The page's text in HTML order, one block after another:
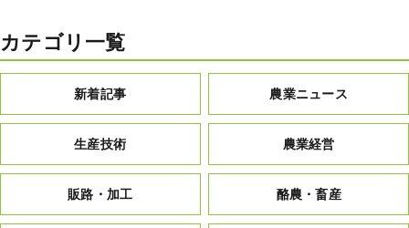
カテゴリ一覧
新着記事 農業ニュース
生産技術 農業経営
販路・加工 酪農・畜産